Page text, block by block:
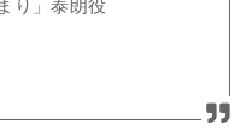
り」泰朗役